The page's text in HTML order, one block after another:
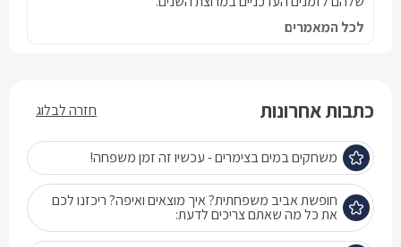
לכל המאמרים
כתבות אחרונות
משחקים במים בצימרים - עכשיו זה זמן משפחה!
חופשת אביב משפחתית? איך מוצאים ואיפה? ריכזנו לכם
את כל מה שאתם צריכים לדעת:
חזרה לבלוג